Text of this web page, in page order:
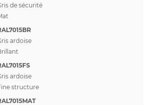
de sécurité
ardoise
ardoise
structure